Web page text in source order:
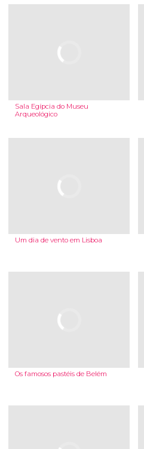
Sala Egípcia do Museu
Arqueológico
Um dia de vento em Lisboa
Os famosos pastéis de Belém